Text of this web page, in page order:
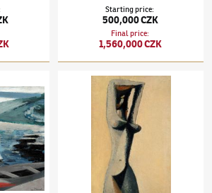
Starting price:
500,000 CZK
Final price:
1,560,000 CZK
František Tichý(1896–1961)The White